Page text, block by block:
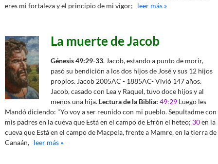
eres mi fortaleza y el principio de mi vigor;
leer más »
La muerte de Jacob
Génesis 49:29-33. Jacob, estando a punto de morir,
pasó su bendición a los dos hijos de José y sus 12 hijos
propios. Jacob 2005AC - 1885AC- Vivió 147 años.
Jacob, casado con Lea y Raquel, tuvo doce hijos y al
menos una hija. Lectura de la Biblia: 49:29 Luego les
Mandó diciendo: "Yo voy a ser reunido con mi pueblo. Sepultadme con
mis padres en la cueva que Está en el campo de Efrón el heteo; 30en la
cueva que Está en el campo de Macpela, frente a Mamre, en la tierra de
Canaán, leer más »